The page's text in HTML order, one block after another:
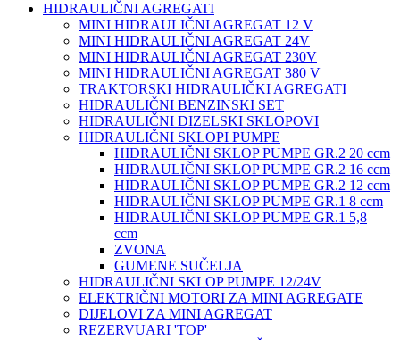
HIDRAULIČNI AGREGATI
MINI HIDRAULIČNI AGREGAT 12 V
MINI HIDRAULIČNI AGREGAT 24V
MINI HIDRAULIČNI AGREGAT 230V
MINI HIDRAULIČNI AGREGAT 380 V
TRAKTORSKI HIDRAULIČKI AGREGATI
HIDRAULIČNI BENZINSKI SET
HIDRAULIČNI DIZELSKI SKLOPOVI
HIDRAULIČNI SKLOPI PUMPE
HIDRAULIČNI SKLOP PUMPE GR.2 20 ccm
HIDRAULIČNI SKLOP PUMPE GR.2 16 ccm
HIDRAULIČNI SKLOP PUMPE GR.2 12 ccm
HIDRAULIČNI SKLOP PUMPE GR.1 8 ccm
HIDRAULIČNI SKLOP PUMPE GR.1 5,8
ccm
ZVONA
GUMENE SUČELJA
HIDRAULIČNI SKLOP PUMPE 12/24V
ELEKTRIČNI MOTORI ZA MINI AGREGATE
DIJELOVI ZA MINI AGREGAT
REZERVUARI 'TOP'